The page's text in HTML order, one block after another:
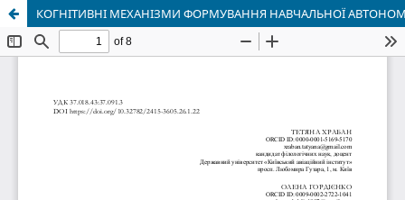
КОГНІТИВНІ МЕХАНІЗМИ ФОРМУВАННЯ НАВЧАЛЬНОЇ